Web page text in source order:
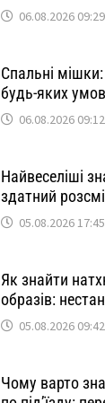
06.08.2026 09:29
Спальні
будь-яких
06.08.2026 09:12
Найвеселіші
здатний
05.08.2026 17:45
Як знайти
образів:
05.08.2026 09:42
Чому варто